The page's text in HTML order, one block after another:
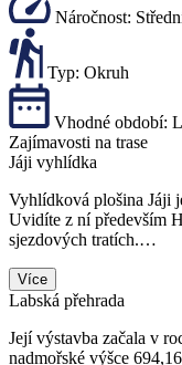
Náročnost:
Typ: Okruh
Vhodné období:
Zajímavosti na trase
Jáji vyhlídka
Vyhlídková plošina Jáji
Uvidíte z ní především
sjezdových tratích.…
Více
Labská přehrada
Její výstavba začala v
nadmořské výšce